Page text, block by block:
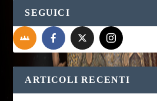
SEGUICI
ARTICOLI RECENTI